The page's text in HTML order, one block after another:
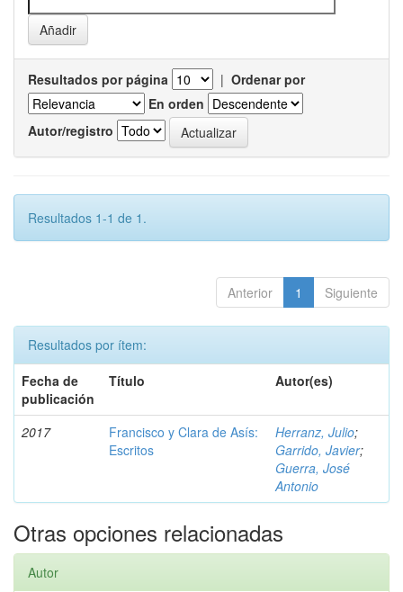
Resultados por página | Ordenar por
En orden
Autor/registro
Resultados 1-1 de 1.
Anterior 1 Siguiente
Resultados por ítem:
Fecha de
publicación
Título Autor(es)
2017
Francisco y Clara de Asís:
Escritos
Herranz, Julio;
Garrido, Javier;
Guerra, José
Antonio
Otras opciones relacionadas
Autor